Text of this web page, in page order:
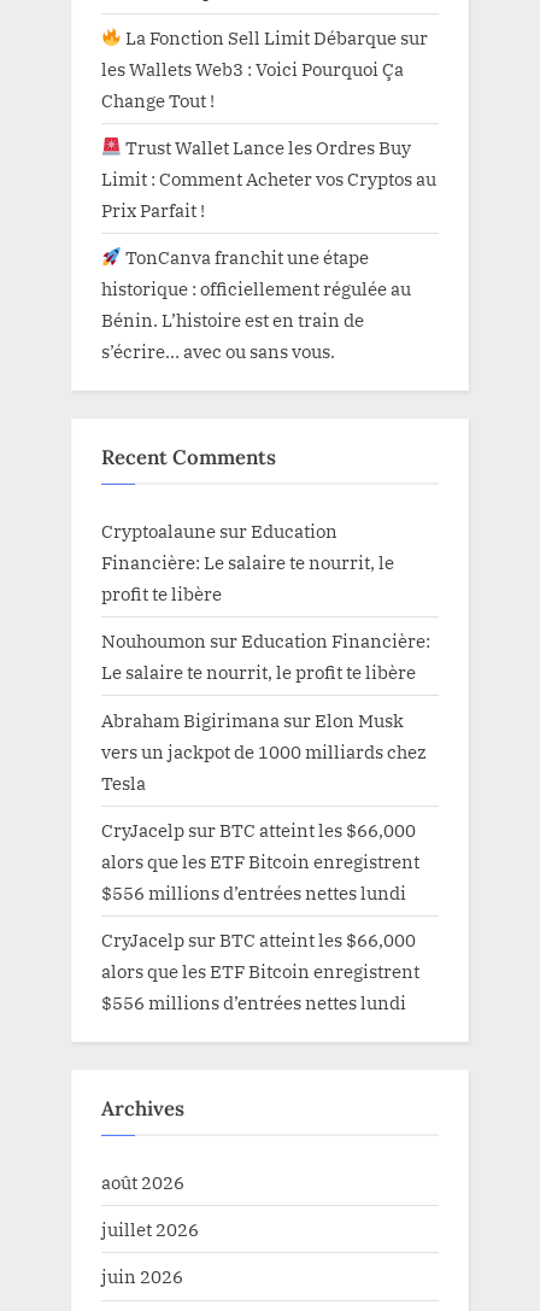
La Fonction Sell Limit Débarque sur
les Wallets Web3 : Voici Pourquoi Ça
Change Tout !
Trust Wallet Lance les Ordres Buy
Limit : Comment Acheter vos Cryptos au
Prix Parfait !
TonCanva franchit une étape
historique : officiellement régulée au
Bénin. L’histoire est en train de
s’écrire… avec ou sans vous.
Recent Comments
Cryptoalaune surEducation
Financière: Le salaire te nourrit, le
profit te libère
Nouhoumon surEducation Financière:
Le salaire te nourrit, le profit te libère
Abraham Bigirimana surElon Musk
vers un jackpot de 1000 milliards chez
Tesla
CryJacelp surBTC atteint les $66,000
alors que les ETF Bitcoin enregistrent
$556 millions d’entrées nettes lundi
CryJacelp surBTC atteint les $66,000
alors que les ETF Bitcoin enregistrent
$556 millions d’entrées nettes lundi
Archives
août 2026
juillet 2026
juin 2026